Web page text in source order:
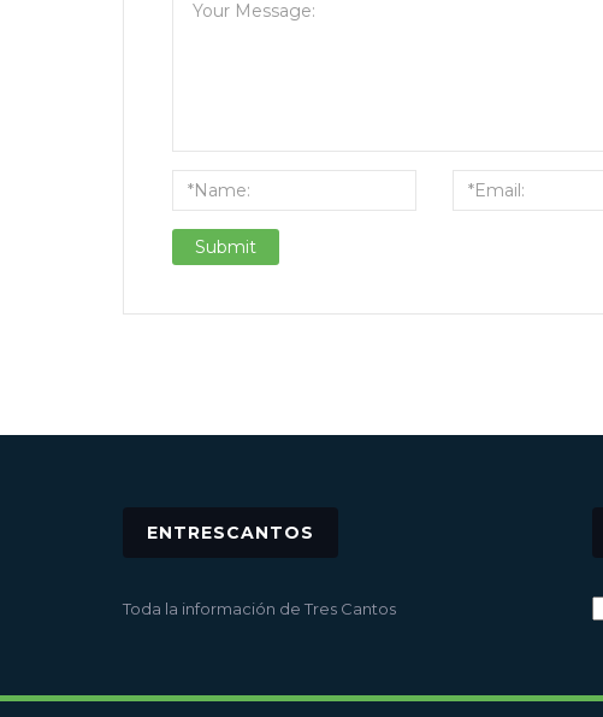
ENTRESCANTOS
Toda la información de Tres Cantos